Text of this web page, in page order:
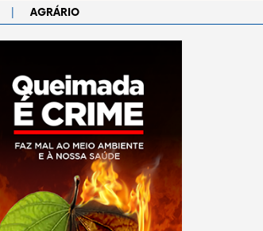
| AGRÁRIO